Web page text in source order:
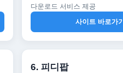
다운로드 서비스 제공
사이트 바로가기
6. 피디팝